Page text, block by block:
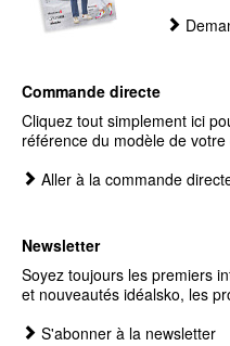
Commande directe
Cliquez tout simplement ici
référence du modèle de votre
Aller à la commande
Newsletter
Soyez toujours les premiers
et nouveautés idéalsko, les
S'abonner à la newsletter